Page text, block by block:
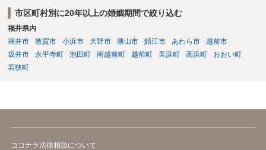
市区町村別に20年以上の婚姻期間で絞り込む
福井県内
福井市
敦賀市 小浜市 大野市 勝山市 鯖江市 あわら市
越前市
坂井市
永平寺町 池田町 南越前町 越前町 美浜町 高浜町
おおい町
若狭町
ココナラ法律相談について